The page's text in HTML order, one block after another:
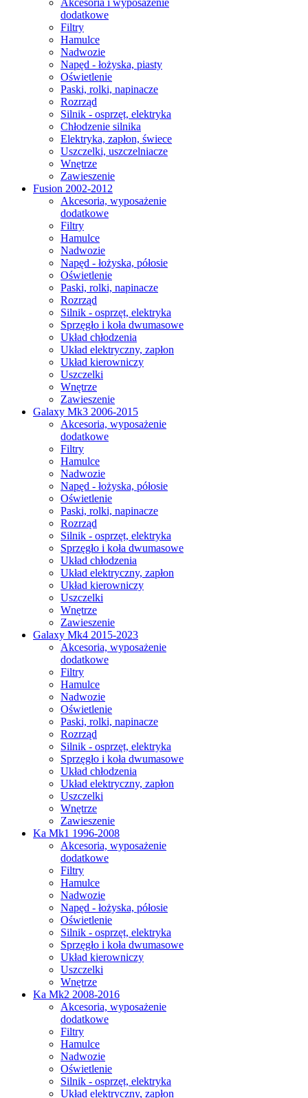
Akcesoria i wyposażenie
dodatkowe
Filtry
Hamulce
Nadwozie
Napęd - łożyska, piasty
Oświetlenie
Paski, rolki, napinacze
Rozrząd
Silnik - osprzęt, elektryka
Chłodzenie silnika
Elektryka, zapłon, świece
Uszczelki, uszczelniacze
Wnętrze
Zawieszenie
Fusion 2002-2012
Akcesoria, wyposażenie
dodatkowe
Filtry
Hamulce
Nadwozie
Napęd - łożyska, półosie
Oświetlenie
Paski, rolki, napinacze
Rozrząd
Silnik - osprzęt, elektryka
Sprzęgło i koła dwumasowe
Układ chłodzenia
Układ elektryczny, zapłon
Układ kierowniczy
Uszczelki
Wnętrze
Zawieszenie
Galaxy Mk3 2006-2015
Akcesoria, wyposażenie
dodatkowe
Filtry
Hamulce
Nadwozie
Napęd - łożyska, półosie
Oświetlenie
Paski, rolki, napinacze
Rozrząd
Silnik - osprzęt, elektryka
Sprzęgło i koła dwumasowe
Układ chłodzenia
Układ elektryczny, zapłon
Układ kierowniczy
Uszczelki
Wnętrze
Zawieszenie
Galaxy Mk4 2015-2023
Akcesoria, wyposażenie
dodatkowe
Filtry
Hamulce
Nadwozie
Oświetlenie
Paski, rolki, napinacze
Rozrząd
Silnik - osprzęt, elektryka
Sprzęgło i koła dwumasowe
Układ chłodzenia
Układ elektryczny, zapłon
Uszczelki
Wnętrze
Zawieszenie
Ka Mk1 1996-2008
Akcesoria, wyposażenie
dodatkowe
Filtry
Hamulce
Nadwozie
Napęd - łożyska, półosie
Oświetlenie
Silnik - osprzęt, elektryka
Sprzęgło i koła dwumasowe
Układ kierowniczy
Uszczelki
Wnętrze
Ka Mk2 2008-2016
Akcesoria, wyposażenie
dodatkowe
Filtry
Hamulce
Nadwozie
Oświetlenie
Silnik - osprzęt, elektryka
Układ elektryczny, zapłon